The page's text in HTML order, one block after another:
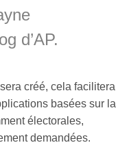
d’AP.
sera créé, cela facilitera
basées sur la
électorales,
demandées.